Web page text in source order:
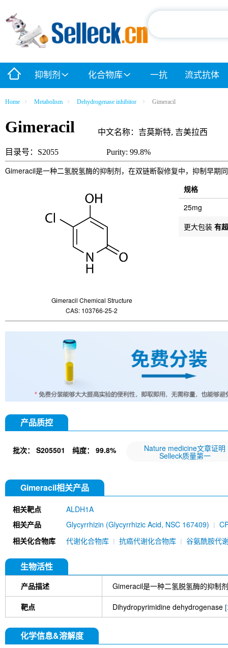
抑制剂 化合物库 一抗 流式抗体
Home Metabolism Dehydrogenase inhibitor Gimeracil
Gimeracil 中文名称：吉莫斯特, 吉美拉西
目录号：S2055 Purity: 99.8%
Gimeracil是一种二氢脱氢酶的抑制剂，在双链断裂修复中，抑制早期
Gimeracil Chemical Structure
CAS: 103766-25-2
规格
25mg
更大包装 有
产品质控
批次： S205501 纯度： 99.8% Nature medicine文章证明
Selleck质量第一
Gimeracil相关产品
相关靶点
ALDH1A
相关产品
Glycyrrhizin (Glycyrrhizic Acid, NSC 167409)
[A19L10]
Vorasidenib (AG-881)
SW033291
2733
G6PDi-1 CBR-5884 R162 GSK864
相关化合物库 代谢化合物库 抗癌代谢化合物库 谷氨酰胺代
生物活性
产品描述 Gimeracil是一种二氢脱氢酶的抑制
靶点 Dihydropyrimidine dehydrogenase
化学信息&溶解度